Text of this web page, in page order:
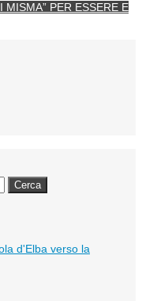
PER ESSERE E
d'Elba verso la